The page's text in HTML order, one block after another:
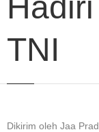
TNI
Dikirim oleh Jaa